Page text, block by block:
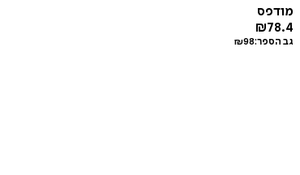
מודפס
₪78.4
גב הספר: ₪98